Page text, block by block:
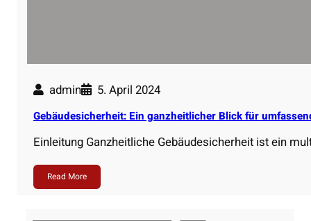
admin 5. April 2024
Gebäudesicherheit: Ein ganzheitlicher Blick für
Einleitung Ganzheitliche Gebäudesicherheit ist ein
Read More